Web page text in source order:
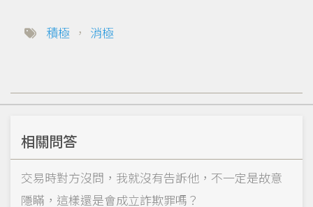
積極 ， 消極
相關問答
交易時對方沒問，我就沒有告訴他，不一定是故意
隱瞞，這樣還是會成立詐欺罪嗎？